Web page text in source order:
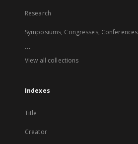
Research
Symposiums, Congresses, Conferences
...
View all collections
Indexes
Title
Creator